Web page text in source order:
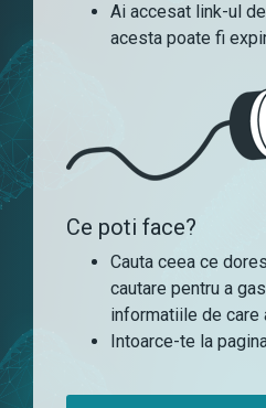
Ai accesat link-ul
acesta poate fi
Ce poti face?
Cauta ceea ce
cautare pentru a
informatiile de care
Intoarce-te la